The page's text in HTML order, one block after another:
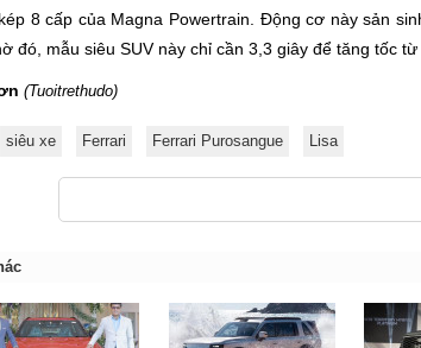
8 cấp của Magna Powertrain. Động cơ này sản
đó, mẫu siêu SUV này chỉ cần 3,3 giây để tăng tốc
(Tuoitrethudo)
siêu xe Ferrari Ferrari Purosangue Lisa